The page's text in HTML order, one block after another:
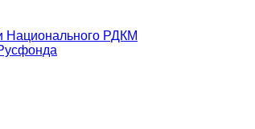
Национального РДКМ